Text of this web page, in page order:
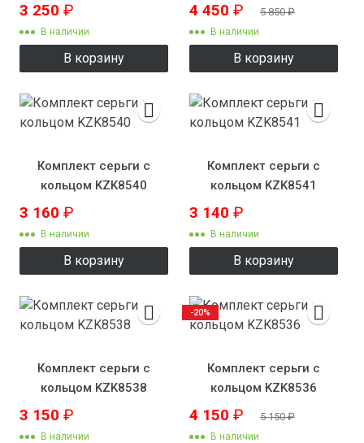
3 250 ₽
В наличии
В корзину
4 450 ₽ 5 850₽
В наличии
В корзину
Комплект серьги с
кольцом KZK8540
3 160 ₽
В наличии
В корзину
Комплект серьги с
кольцом KZK8541
3 140 ₽
В наличии
В корзину
Комплект серьги с
кольцом KZK8538
3 150 ₽
В наличии
Комплект серьги с
кольцом KZK8536
4 150 ₽ 5 150₽
В наличии
-20%